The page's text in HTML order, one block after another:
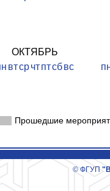
ОКТЯБРЬ
втсрчтптсбвс
Прошедшие
© ФГУП